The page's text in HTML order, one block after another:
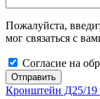
Пожалуйста,
мог связаться с
Согласие на
Отправить
Кронштейн Д25/19